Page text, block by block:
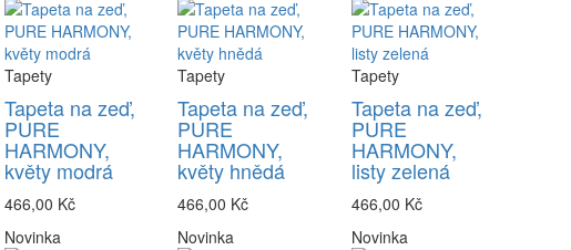
Tapety
Tapeta na zeď,
PURE
HARMONY,
květy modrá
466,00 Kč
Tapety
Tapeta na zeď,
PURE
HARMONY,
květy hnědá
466,00 Kč
Tapety
Tapeta na zeď,
PURE
HARMONY,
listy zelená
466,00 Kč
Novinka Novinka Novinka